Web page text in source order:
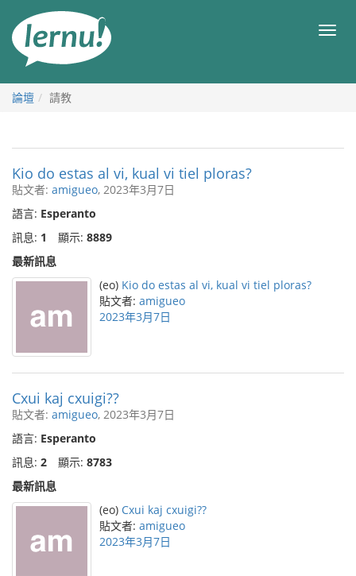
目
論壇 請教
Kio do estas al vi, kual vi tiel ploras?
貼文者: amigueo, 2023年3月7日
語言: Esperanto
訊息: 1 顯示: 8889
最新訊息
(eo) Kio do estas al vi, kual vi tiel ploras?
貼文者: amigueo
2023年3月7日
Cxui kaj cxuigi??
貼文者: amigueo, 2023年3月7日
語言: Esperanto
訊息: 2 顯示: 8783
最新訊息
(eo) Cxui kaj cxuigi??
貼文者: amigueo
2023年3月7日